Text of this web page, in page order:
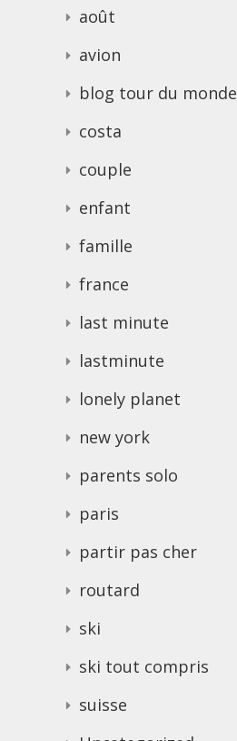
août
avion
blog tour du monde
costa
couple
enfant
famille
france
last minute
lastminute
lonely planet
new york
parents solo
paris
partir pas cher
routard
ski
ski tout compris
suisse